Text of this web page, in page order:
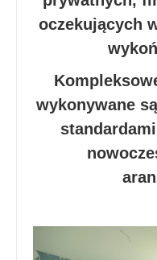
oczekujących
wykonywane